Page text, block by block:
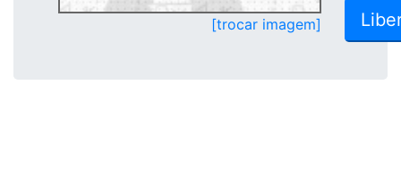
[trocar imagem]